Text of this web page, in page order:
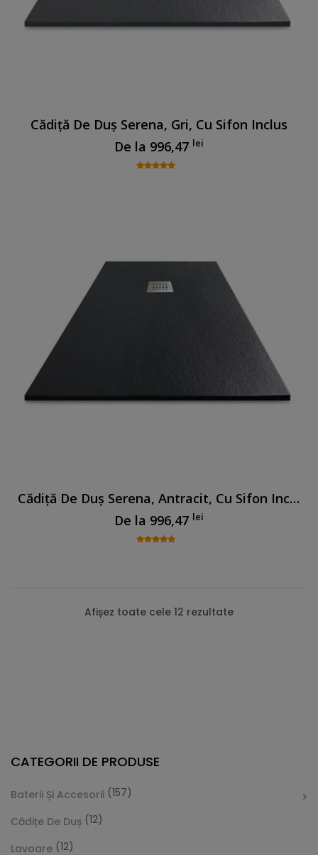
Cădiță De Duș Serena, Gri, Cu Sifon Inclus
De la 996,47 lei
Cădiță De Duș Serena, Antracit, Cu Sifon Inclus
De la 996,47 lei
Afișez toate cele 12 rezultate
CATEGORII DE PRODUSE
Baterii Și Accesorii (157)
Cădițe De Duș (12)
Lavoare (12)